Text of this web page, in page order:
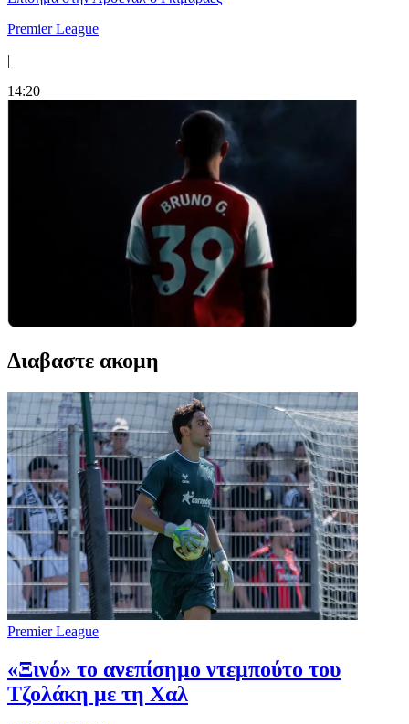
Premier League
|
14:20
Διαβαστε ακομη
Premier League
«Ξινό» το ανεπίσημο ντεμπούτο του
Τζολάκη με τη Χαλ